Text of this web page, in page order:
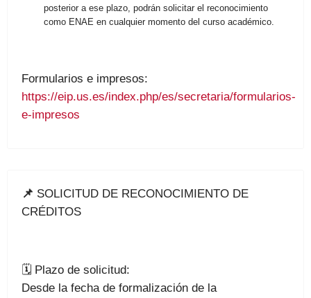
posterior a ese plazo, podrán solicitar el reconocimiento
como ENAE en cualquier momento del curso académico.
Formularios e impresos:
https://eip.us.es/index.php/es/secretaria/formularios-
e-impresos
📌 SOLICITUD DE RECONOCIMIENTO DE
CRÉDITOS
🗓 Plazo de solicitud:
Desde la fecha de formalización de la